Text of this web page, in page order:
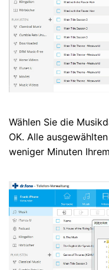
Wählen Sie die
OK. Alle
weniger Minuten